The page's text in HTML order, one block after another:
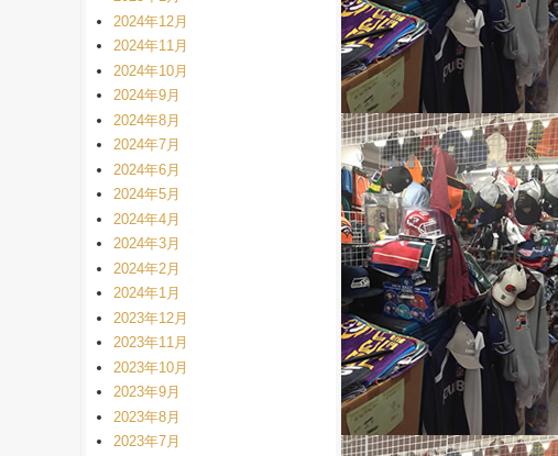
2024年12月
2024年11月
2024年10月
2024年9月
2024年8月
2024年7月
2024年6月
2024年5月
2024年4月
2024年3月
2024年2月
2024年1月
2023年12月
2023年11月
2023年10月
2023年9月
2023年8月
2023年7月